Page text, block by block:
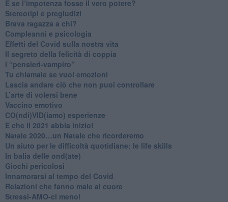
​E se l’impotenza fosse il vero potere?
Stereotipi e pregiudizi
​Brava ragazza a chi?
​Compleanni e psicologia
Effetti del Covid sulla nostra vita
Il segreto della felicità di coppia
​I “pensieri-vampiro”
​Tu chiamale se vuoi emozioni
​Lascia andare ciò che non puoi controllare
L’arte di volersi bene
​Vaccino emotivo
CO(ndi)VID(iamo) esperienze
​E che il 2021 abbia inizio!
​Natale 2020…un Natale che ricorderemo
Un aiuto per le difficoltà quotidiane: le life skills
​In balia delle ond(ate)
Giochi pericolosi
Innamorarsi al tempo del Covid
​Relazioni che fanno male al cuore
​Stressi-AMO-ci meno!